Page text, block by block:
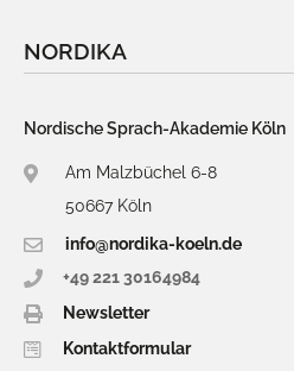
NORDIKA
Nordische Sprach-Akademie Köln
Am Malzbüchel 6-8
50667 Köln
info@nordika-koeln.de
+49 221 30164984
Newsletter
Kontaktformular